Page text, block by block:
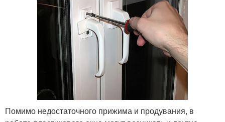
Помимо недостаточного прижима и продувания, в